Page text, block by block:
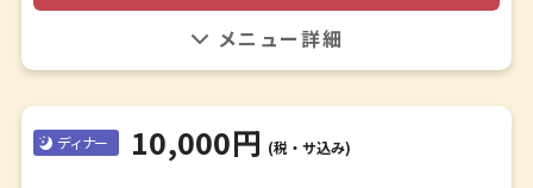
伊勢海老のブイヤベース パピヨット仕立て
✤
肉料理
✤
デセール
しっかりとベースは押さえた上で、ここでしか食べること
ができない料理になる様な表現を加えています。
ディナー 10,000円 (税・サ込み)